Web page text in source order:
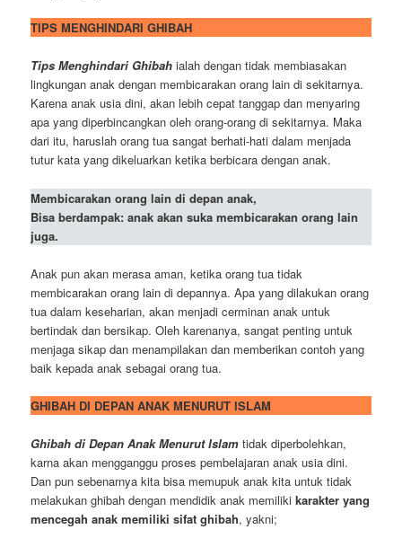
TIPS MENGHINDARI GHIBAH
Tips Menghindari Ghibah ialah dengan tidak membiasakan
lingkungan anak dengan membicarakan orang lain di sekitarnya.
Karena anak usia dini, akan lebih cepat tanggap dan menyaring
apa yang diperbincangkan oleh orang-orang di sekitarnya. Maka
dari itu, haruslah orang tua sangat berhati-hati dalam menjada
tutur kata yang dikeluarkan ketika berbicara dengan anak.
Membicarakan orang lain di depan anak,
Bisa berdampak: anak akan suka membicarakan orang lain
juga.
Anak pun akan merasa aman, ketika orang tua tidak
membicarakan orang lain di depannya. Apa yang dilakukan orang
tua dalam keseharian, akan menjadi cerminan anak untuk
bertindak dan bersikap. Oleh karenanya, sangat penting untuk
menjaga sikap dan menampilakan dan memberikan contoh yang
baik kepada anak sebagai orang tua.
GHIBAH DI DEPAN ANAK MENURUT ISLAM
Ghibah di Depan Anak Menurut Islam tidak diperbolehkan,
karna akan mengganggu proses pembelajaran anak usia dini.
Dan pun sebenarnya kita bisa memupuk anak kita untuk tidak
melakukan ghibah dengan mendidik anak memilikikarakter yang
mencegah anak memiliki sifat ghibah, yakni;